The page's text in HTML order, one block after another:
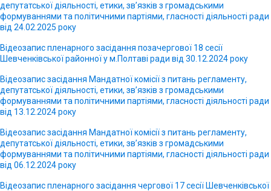
депутатської діяльності, етики, зв’язків з громадськими
формуваннями та політичними партіями, гласності діяльності ради
від 24.02.2025 року
Відеозапис пленарного засідання позачергової 18 сесії
Шевченківської районної у м.Полтаві ради від 30.12.2024 року
Відеозапис засідання Мандатної комісії з питань регламенту,
депутатської діяльності, етики, зв’язків з громадськими
формуваннями та політичними партіями, гласності діяльності ради
від 13.12.2024 року
Відеозапис засідання Мандатної комісії з питань регламенту,
депутатської діяльності, етики, зв’язків з громадськими
формуваннями та політичними партіями, гласності діяльності ради
від 06.12.2024 року
Відеозапис пленарного засідання чергової 17 сесії Шевченківської